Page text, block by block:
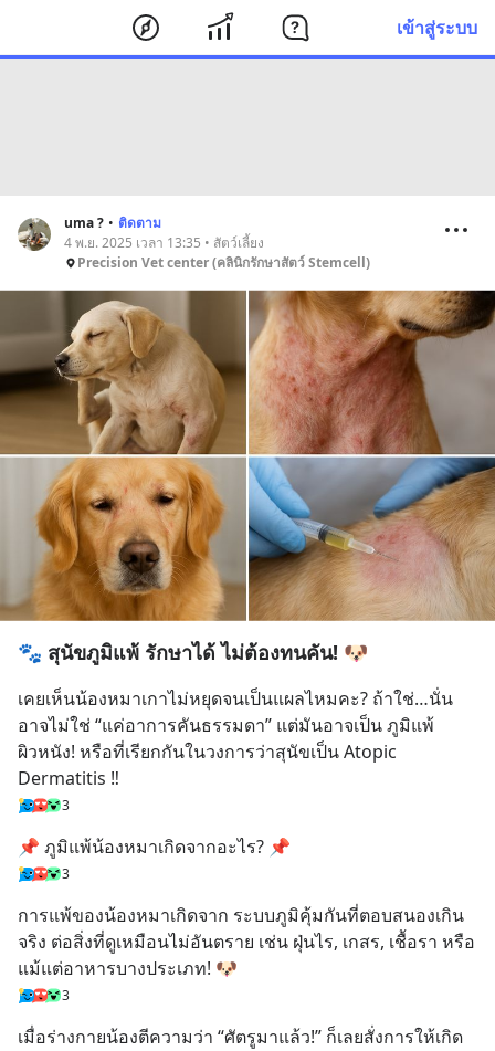
เข้าสู่ระบบ
uma ? • ติดตาม
4 พ.ย. 2025 เวลา 13:35 • สัตว์เลี้ยง
Precision Vet center (คลินิกรักษาสัตว์ Stemcell)
🐾 สุนัขภูมิแพ้ รักษาได้ ไม่ต้องทนคัน! 🐶
เคยเห็นน้องหมาเกาไม่หยุดจนเป็นแผลไหมคะ? ถ้าใช่…นั่น
อาจไม่ใช่ “แค่อาการคันธรรมดา” แต่มันอาจเป็น ภูมิแพ้
ผิวหนัง! หรือที่เรียกกันในวงการว่าสุนัขเป็น Atopic
Dermatitis ‼️
3
📌 ภูมิแพ้น้องหมาเกิดจากอะไร? 📌
3
การแพ้ของน้องหมาเกิดจาก ระบบภูมิคุ้มกันที่ตอบสนองเกิน
จริง ต่อสิ่งที่ดูเหมือนไม่อันตราย เช่น ฝุ่นไร, เกสร, เชื้อรา หรือ
แม้แต่อาหารบางประเภท! 🐶
3
เมื่อร่างกายน้องตีความว่า “ศัตรูมาแล้ว!” ก็เลยสั่งการให้เกิด